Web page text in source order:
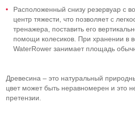
Расположенный снизу резервуар с
центр тяжести, что позволяет с
тренажера, поставить его
помощи колесиков. При хранении в
WaterRower занимает площадь
Древесина – это натуральный
цвет может быть неравномерен и это
претензии.